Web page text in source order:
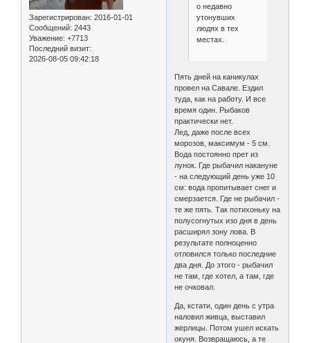
Зарегистрирован: 2016-01-01
Сообщений: 2443
Уважение: +7713
Последний визит:
2026-08-05 09:42:18
о недавно
утонувших
людях в тех
местах.
Пять дней на каникулах
провел на Савале. Ездил
туда, как на работу. И все
время один. Рыбаков
практически нет.
Лед, даже после всех
морозов, максимум - 5 см.
Вода постоянно прет из
лунок. Где рыбачил накануне
- на следующий день уже 10
см: вода пропитывает снег и
смерзается. Где не рыбачил -
те же пять. Так потихоньку на
полусогнутых изо дня в день
расширял зону лова. В
результате полноценно
отловился только последние
два дня. До этого - рыбачил
не там, где хотел, а там, где
не очковал.
Да, кстати, один день с утра
наловил живца, выставил
жерлицы. Потом ушел искать
окуня. Возвращаюсь, а те